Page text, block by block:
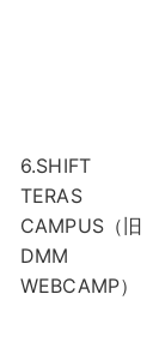
6.SHIFT
TERAS
CAMPUS（旧
DMM
WEBCAMP）